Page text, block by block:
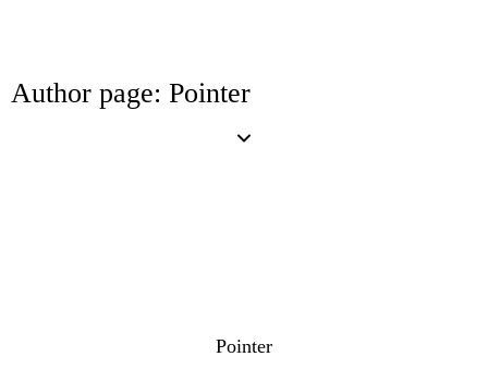
Author page: Pointer
Pointer